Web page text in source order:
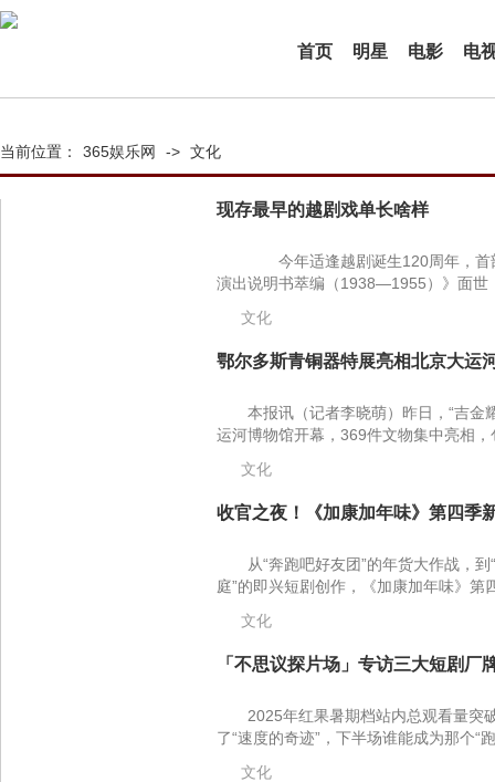
首页 明星 电影 电
当前位置： 365娱乐网 -> 文化
现存最早的越剧戏单长啥样
今年适逢越剧诞生120周年，首
演出说明书萃编（1938—1955）》面世
文化
鄂尔多斯青铜器特展亮相北京大运
本报讯（记者李晓萌）昨日，“吉
运河博物馆开幕，369件文物集中亮相
文化
收官之夜！《加康加年味》第四季
从“奔跑吧好友团”的年货大作战，
庭”的即兴短剧创作，《加康加年味》第
文化
「不思议探片场」专访三大短剧厂
2025年红果暑期档站内总观看量突
了“速度的奇迹”，下半场谁能成为那个“
文化